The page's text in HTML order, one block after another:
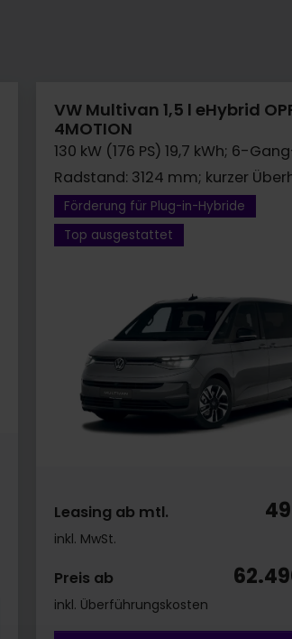
VW Multivan 1,5 l eHybrid
4MOTION
130 kW (176 PS) 19,7 kWh; 6-
Radstand: 3124 mm; kurzer
Förderung für Plug-in-Hybride
Top ausgestattet
Leasing ab mtl.
inkl. MwSt.
Preis ab
inkl. Überführungskosten